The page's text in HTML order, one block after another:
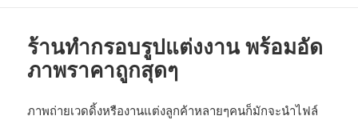
ร้านทำกรอบรูปแต่งงาน พร้อมอัด
ภาพราคาถูกสุดๆ
ภาพถ่ายเวดดิ้งหรืองานแต่งลูกค้าหลายๆคนก็มักจะนำไฟล์